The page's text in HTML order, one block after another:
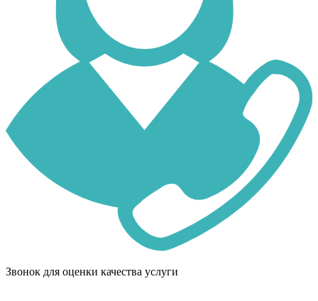
Звонок для оценки качества услуги